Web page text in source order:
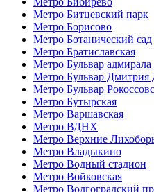
Метро Битцевский парк
Метро Борисово
Метро Ботанический сад
Метро Братиславская
Метро Бульвар
Метро Бульвар Дмитрия
Метро Бульвар
Метро Бутырская
Метро Варшавская
Метро ВДНХ
Метро Верхние
Метро Владыкино
Метро Водный стадион
Метро Войковская
Метро Волгоградский